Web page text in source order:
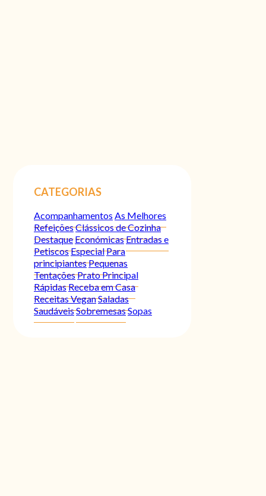
CATEGORIAS
Acompanhamentos As Melhores
RefeiçõesClássicos de Cozinha
Destaque EconómicasEntradas e
PetiscosEspecialPara
principiantesPequenas
TentaçõesPrato Principal
RápidasReceba em Casa
Receitas VeganSaladas
SaudáveisSobremesasSopas